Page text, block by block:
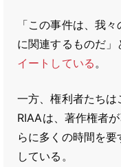
「この事件は、我
に関連するものだ
イートしている。
一方、権利者たちは
RIAAは、著作権者
らに多くの時間を
している。